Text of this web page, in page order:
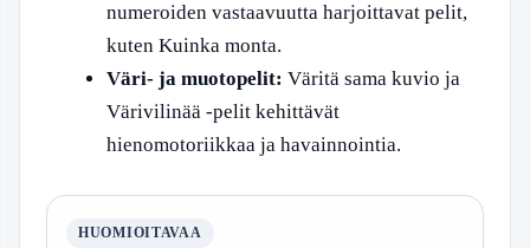
numeroiden vastaavuutta harjoittavat pelit,
kuten Kuinka monta.
Väri- ja muotopelit: Väritä sama kuvio ja
Värivilinää -pelit kehittävät
hienomotoriikkaa ja havainnointia.
HUOMIOITAVAA